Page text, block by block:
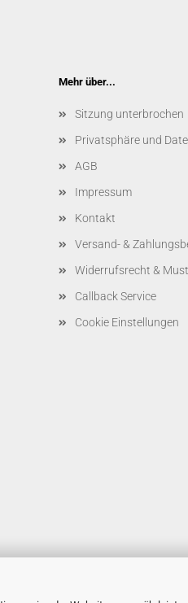
Mehr über...
Sitzung unterbrochen
Privatsphäre und
AGB
Impressum
Kontakt
Versand- &
Widerrufsrecht &
Callback Service
Cookie Einstellungen